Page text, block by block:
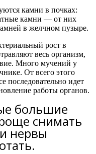
камни в почках:
камни — от них
в желчном пузыре.
рост в
весь организм,
Много мучений у
От всего этого
последовательно идет
работы органов.
большие
снимать
нервы